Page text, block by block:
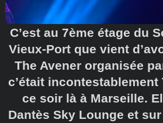
C’est au 7ème étage du
Vieux-Port que vient
The Avener organisée
c’était incontestablement
ce soir là à Marseille.
Dantès Sky Lounge et